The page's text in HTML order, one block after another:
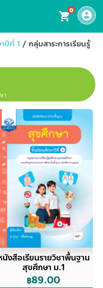
account_circle
shopping_cart0
ปีที่ 1 / กลุ่มสาระการเรียนรู้
า
นังสือเรียนรายวิชาพื้นฐาน
สุขศึกษา ม.1
฿89.00